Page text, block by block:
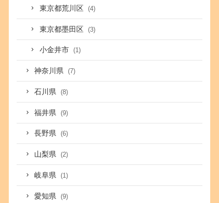
東京都荒川区 (4)
東京都墨田区 (3)
小金井市 (1)
神奈川県 (7)
石川県 (8)
福井県 (9)
長野県 (6)
山梨県 (2)
岐阜県 (1)
愛知県 (9)